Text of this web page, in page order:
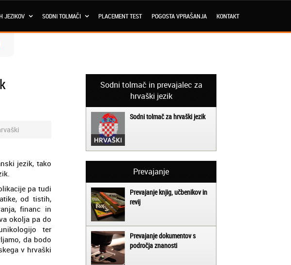
JEZIKOV SODNI TOLMAČI PLACEMENT TEST POGOSTA VPRAŠANJA KONTAKT
jezik, tako
pa tudi
od tistih,
financ in
okolja pa do
ter
da bodo
v hrvaški
Sodni tolmač in prevajalec za
hrvaški jezik
Sodni tolmač za hrvaški jezik
Prevajanje
Prevajanje knjig, učbenikov in
revij
Prevajanje dokumentov s
področja znanosti